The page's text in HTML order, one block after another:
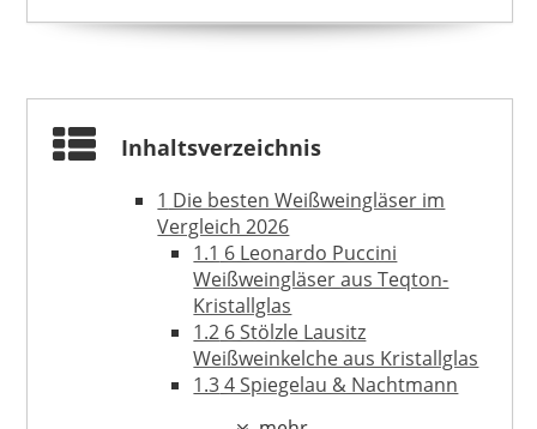
ALPINA
18,99 € 14,99 €*
Inhaltsverzeichnis
1 Die besten Weißweingläser im
Vergleich 2026
1.1 6 Leonardo Puccini
Weißweingläser aus Teqton-
Kristallglas
1.2 6 Stölzle Lausitz
Weißweinkelche aus Kristallglas
1.34 Spiegelau & Nachtmann